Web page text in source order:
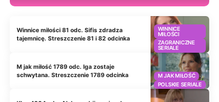
WINNICE
MIŁOŚCI
ZAGRANICZNE
SERIALE
Winnice miłości 81 odc. Sifis zdradza
tajemnicę. Streszczenie 81 i 82 odcinka
M JAK MIŁOŚĆ
POLSKIE SERIALE
M jak miłość 1789 odc. Iga zostaje
schwytana. Streszczenie 1789 odcinka